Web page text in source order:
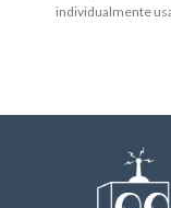
individualmente